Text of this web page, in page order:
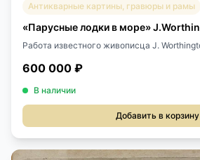
Антикварные картины, гравюры и рамы
«Парусные лодки в море»
Работа известного живописца J.
600 000 ₽
В наличии
Добавить в корзину